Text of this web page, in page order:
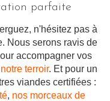
parfaite
n'hésitez pas à
Nous serons ravis de
accompagner vos
terroir. Et pour un
viandes certifiées :
, nos morceaux de